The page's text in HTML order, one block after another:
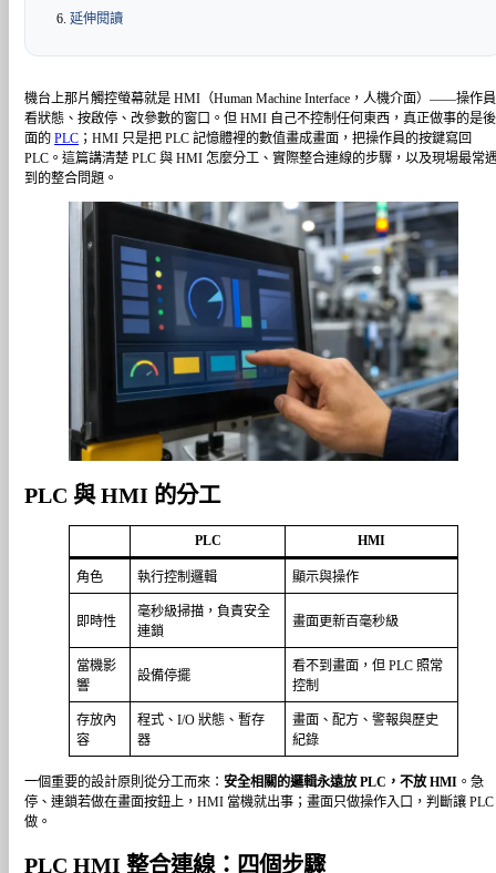
延伸閱讀
機台上那片觸控螢幕就是 HMI（Human Machine Interface，人機介面）——操作員
看狀態、按啟停、改參數的窗口。但 HMI 自己不控制任何東西，真正做事的是後
面的PLC ；HMI 只是把 PLC 記憶體裡的數值畫成畫面，把操作員的按鍵寫回
PLC。這篇講清楚 PLC 與 HMI 怎麼分工、實際整合連線的步驟，以及現場最常
到的整合問題。
PLC 與 HMI 的分工
PLC HMI
角色 執行控制邏輯 顯示與操作
即時性
毫秒級掃描，負責安全
連鎖
畫面更新百毫秒級
當機影
響
設備停擺
看不到畫面，但 PLC 照常
控制
存放內
容
程式、I/O 狀態、暫存
器
畫面、配方、警報與歷史
紀錄
一個重要的設計原則從分工而來：安全相關的邏輯永遠放 PLC，不放 HMI 。急
停、連鎖若做在畫面按鈕上，HMI 當機就出事；畫面只做操作入口，判斷讓 PLC
做。
PLC HMI 整合連線：四個步驟